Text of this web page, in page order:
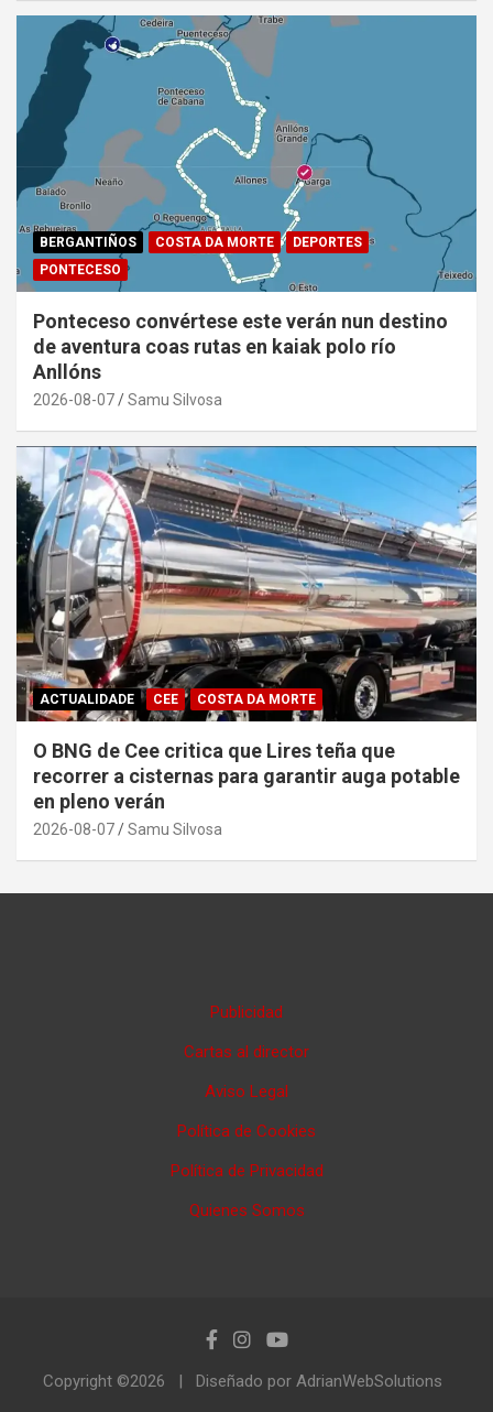
BERGANTIÑOS COSTA DA MORTE
DEPORTES
PONTECESO
Ponteceso convértese este verán nun destino
de aventura coas rutas en kaiak polo río
Anllóns
2026-08-07 Samu Silvosa
ACTUALIDADE CEE COSTA DA MORTE
O BNG de Cee critica que Lires teña que
recorrer a cisternas para garantir auga potable
en pleno verán
2026-08-07 Samu Silvosa
Publicidad
Cartas al director
Aviso Legal
Política de Cookies
Política de Privacidad
Quienes Somos
Copyright ©2026 Diseñado por AdrianWebSolutions